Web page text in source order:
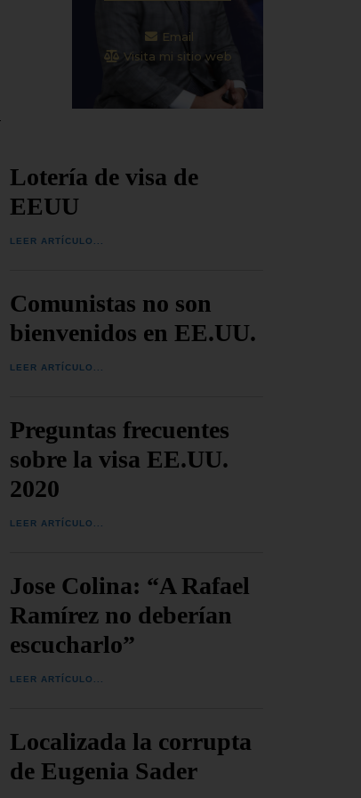
Email
Visita mi sitio web
Lotería de visa de
EEUU
LEER ARTÍCULO...
Comunistas no son
bienvenidos en EE.UU.
LEER ARTÍCULO...
Preguntas frecuentes
sobre la visa EE.UU.
2020
LEER ARTÍCULO...
Jose Colina: “A Rafael
Ramírez no deberían
escucharlo”
LEER ARTÍCULO...
Localizada la corrupta
de Eugenia Sader